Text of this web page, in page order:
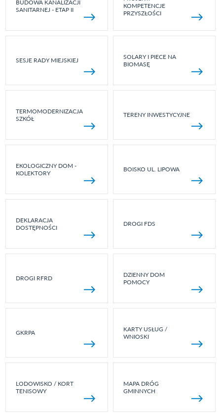
BUDOWA KANALIZACJI
SANITARNEJ - ETAP II
KOMPETENCJE
PRZYSZŁOŚCI
SESJE RADY MIEJSKIEJ
SOLARY I PIECE NA
BIOMASĘ
TERMOMODERNIZACJA
SZKÓŁ
TERENY INWESTYCYJNE
EKOLOGICZNY DOM -
KOLEKTORY
BOISKO UL. LIPOWA
DEKLARACJA
DOSTĘPNOŚCI
DROGI FDS
DROGI RFRD
DZIENNY DOM
POMOCY
GKRPA
KARTY USŁUG /
WNIOSKI
LODOWISKO / KORT
TENISOWY
MAPA DRÓG
GMINNYCH